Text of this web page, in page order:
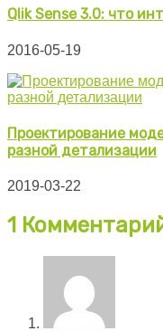
Qlik Sense 3.0: что
2016-05-19
Проектирование
разной детализации
2019-03-22
1